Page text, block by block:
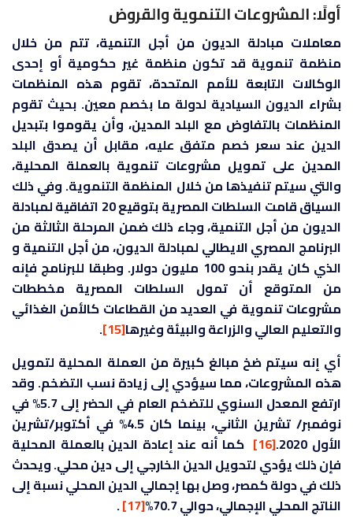
أولًا: المشروعات التنموية والقروض
معاملات مبادلة الديون من أجل التنمية، تتم من خلال
منظمة تنموية قد تكون منظمة غير حكومية أو إحدى
الوكالات التابعة للأمم المتحدة، تقوم هذه المنظمات
بشراء الديون السيادية لدولة ما بخصم معين. بحيث تقوم
المنظمات بالتفاوض مع البلد المدين، وأن يقوموا بتبديل
الدين عند سعر خصم متفق عليه، مقابل أن يصدق البلد
المدين على تمويل مشروعات تنموية بالعملة المحلية،
والتي سيتم تنفيذها من خلال المنظمة التنموية. وفي ذلك
السياق قامت السلطات المصرية بتوقيع 20 اتفاقية لمبادلة
الديون من أجل التنمية، وجاء ذلك ضمن المرحلة الثالثة من
البرنامج المصري الايطالي لمبادلة الديون، من أجل التنمية و
الذي كان يقدر بنحو 100 مليون دولار. وطبقا للبرنامج فإنه
من المتوقع أن تمول السلطات المصرية مخططات
مشروعات تنموية في العديد من القطاعات كالأمن الغذائي
والتعليم العالي والزراعة والبيئة وغيرها[15]
.
أي إنه سيتم ضخ مبالغ كبيرة من العملة المحلية لتمويل
هذه المشروعات، مما سيؤدي إلى زيادة نسب التضخم. وقد
ارتفع المعدل السنوي للتضخم العام في الحضر إلى 5.7% في
نوفمبر/ تشرين الثاني، بينما كان 4.5% في أكتوبر/تشرين
الأول 2020.
[16]
كما أنه عند إعادة الدين بالعملة المحلية
فإن ذلك يؤدي لتحويل الدين الخارجي إلى دين محلي. ويحدث
ذلك في دولة كمصر، وصل بها إجمالي الدين المحلي نسبة إلى
الناتج المحلي الإجمالي، حوالي 70.7%
[17]
.